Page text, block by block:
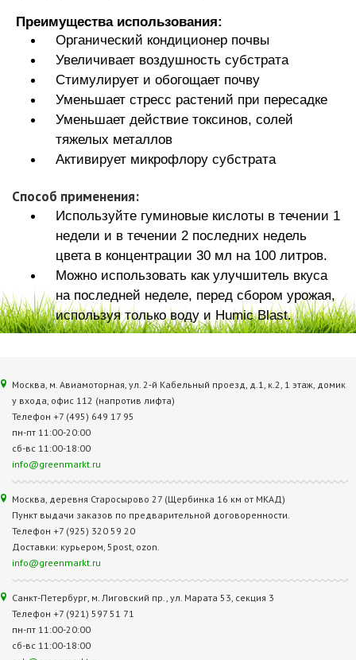
Преимущества использования:
Органический кондиционер почвы
Увеличивает воздушность субстрата
Стимулирует и обогощает почву
Уменьшает стресс растений при пересадке
Уменьшает действие токсинов, солей
тяжелых металлов
Активирует микрофлору субстрата
Способ применения:
Используйте гуминовые кислоты в течении 1
недели и в течении 2 последних недель
цвета в концентрации 30 мл на 100 литров.
Можно использовать как улучшитель вкуса
на последней неделе, перед сбором урожая,
используя только воду и Humic Blast.
Москва, м. Авиамоторная, ул. 2‑й Кабельный проезд, д.1, к.2, 1 этаж, домик
у входа, офис 112 (напротив лифта)
Телефон +7 (495) 649 17 95
пн-пт 11:00-20:00
сб-вс 11:00-18:00
info@greenmarkt.ru
Москва, деревня Старосырово 27 (Щербинка 16 км от МКАД)
Пункт выдачи заказов по предварительной договоренности.
Телефон +7 (925) 320 59 20
Доставки: курьером, 5post, ozon.
info@greenmarkt.ru
Санкт-Петербург, м. Лиговский пр., ул. Марата 53, секция 3
Телефон +7 (921) 597 51 71
пн-пт 11:00-20:00
сб-вс 11:00-18:00